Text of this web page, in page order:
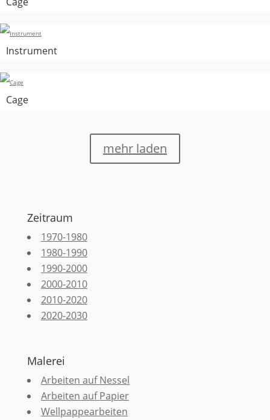
Instrument
Cage
mehr laden
Zeitraum
1970-1980
1980-1990
1990-2000
2000-2010
2010-2020
2020-2030
Malerei
Arbeiten auf Nessel
Arbeiten auf Papier
Wellpappearbeiten